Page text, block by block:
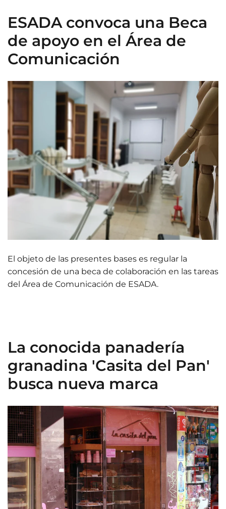
ESADA convoca una Beca
de apoyo en el Área de
Comunicación
El objeto de las presentes bases es regular la
concesión de una beca de colaboración en las tareas
del Área de Comunicación de ESADA.
La conocida panadería
granadina 'Casita del Pan'
busca nueva marca